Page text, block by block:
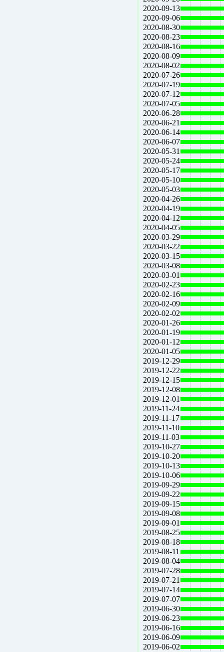
2020-09-13
2020-09-06
2020-08-30
2020-08-23
2020-08-16
2020-08-09
2020-08-02
2020-07-26
2020-07-19
2020-07-12
2020-07-05
2020-06-28
2020-06-21
2020-06-14
2020-06-07
2020-05-31
2020-05-24
2020-05-17
2020-05-10
2020-05-03
2020-04-26
2020-04-19
2020-04-12
2020-04-05
2020-03-29
2020-03-22
2020-03-15
2020-03-08
2020-03-01
2020-02-23
2020-02-16
2020-02-09
2020-02-02
2020-01-26
2020-01-19
2020-01-12
2020-01-05
2019-12-29
2019-12-22
2019-12-15
2019-12-08
2019-12-01
2019-11-24
2019-11-17
2019-11-10
2019-11-03
2019-10-27
2019-10-20
2019-10-13
2019-10-06
2019-09-29
2019-09-22
2019-09-15
2019-09-08
2019-09-01
2019-08-25
2019-08-18
2019-08-11
2019-08-04
2019-07-28
2019-07-21
2019-07-14
2019-07-07
2019-06-30
2019-06-23
2019-06-16
2019-06-09
2019-06-02